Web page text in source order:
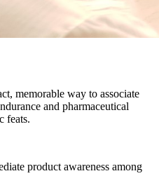
memorable way to associate
and pharmaceutical
feats.
product awareness among